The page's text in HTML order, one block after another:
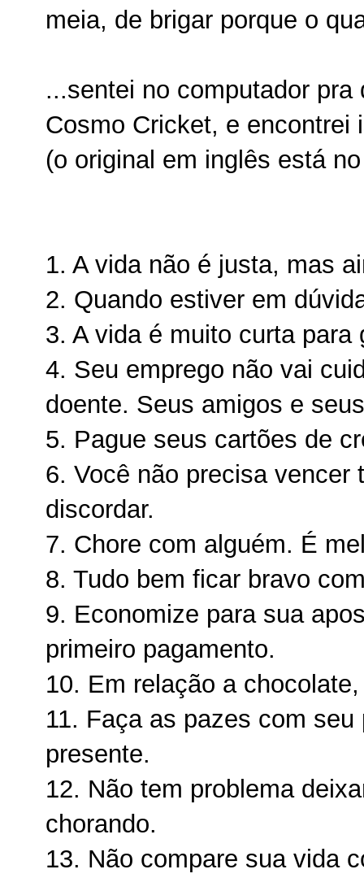
meia, de brigar porque o
...sentei no computador
Cosmo Cricket, e encontrei
(o original em inglês está
1. A vida não é justa, mas
2. Quando estiver em
3. A vida é muito curta
4. Seu emprego não vai
doente. Seus amigos e
5. Pague seus cartões de
6. Você não precisa vencer
discordar.
7. Chore com alguém. É
8. Tudo bem ficar bravo
9. Economize para sua
primeiro pagamento.
10. Em relação a
11. Faça as pazes com
presente.
12. Não tem problema
chorando.
13. Não compare sua vida